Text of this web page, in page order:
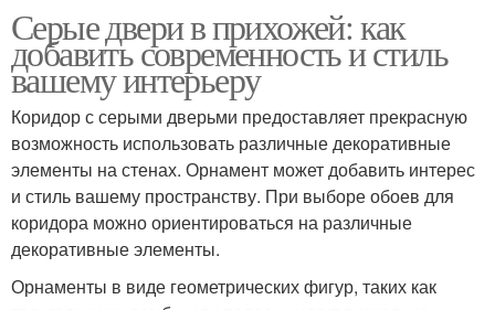
Серые двери в прихожей: как
добавить современность и стиль
вашему интерьеру
Коридор с серыми дверьми предоставляет прекрасную
возможность использовать различные декоративные
элементы на стенах. Орнамент может добавить интерес
и стиль вашему пространству. При выборе обоев для
коридора можно ориентироваться на различные
декоративные элементы.
Орнаменты в виде геометрических фигур, таких как